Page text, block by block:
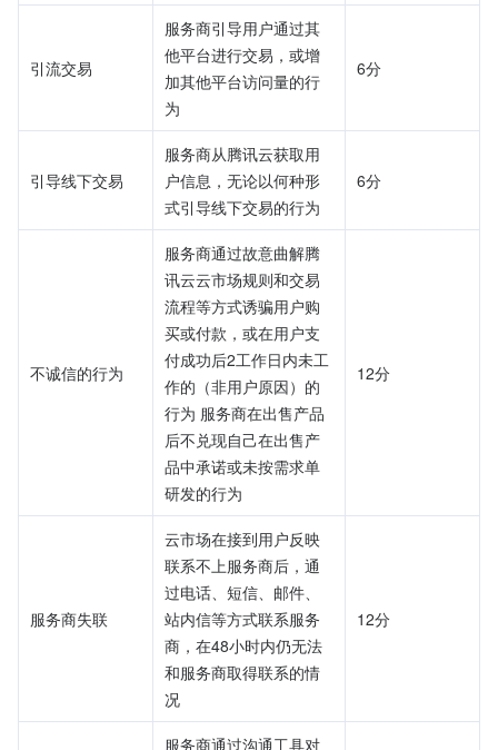
服务商引导用户通过其
他平台进行交易，或增
加其他平台访问量的行
为
6分
服务商从腾讯云获取用
户信息，无论以何种形
式引导线下交易的行为
6分
服务商通过故意曲解腾
讯云云市场规则和交易
流程等方式诱骗用户购
买或付款，或在用户支
付成功后2工作日内未工
作的（非用户原因）的
行为 服务商在出售产品
后不兑现自己在出售产
品中承诺或未按需求单
12分
云市场在接到用户反映
联系不上服务商后，通
过电话、短信、邮件、
站内信等方式联系服务
商，在48小时内仍无法
和服务商取得联系的情
12分
服务商通过沟通工具对